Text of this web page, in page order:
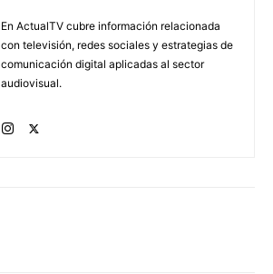
En ActualTV cubre información relacionada
con televisión, redes sociales y estrategias de
comunicación digital aplicadas al sector
audiovisual.